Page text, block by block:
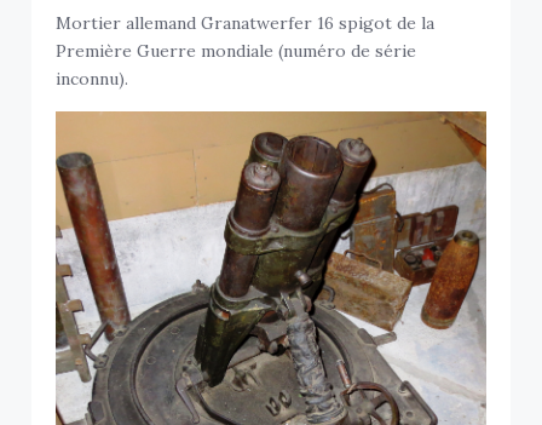
Mortier allemand Granatwerfer 16 spigot de la
Première Guerre mondiale (numéro de série
inconnu).